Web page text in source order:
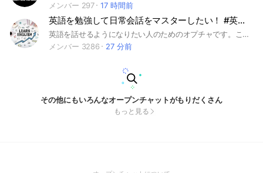
メンバー 297
17 時間前
英語を勉強して日常会話をマスターしたい！ #英語学習 #英会話 #英語でChat #英検#TOEIC
英語を話せるようになりたい人のためのオプチャです。このチャットで会話練習してください。おすすめの勉強法とか教えてくれるとメチャクチャ助かります。#英語 #語学学習 #英会話 #英語でChat #small talk 雑談#English conversation #英語勉強方法 #初心者から上級者まで #英語の語法について質問 #TOEIC #ビジネス英語 #TOEFL #留学 #国際交流 #進路相談(英語に関わる進路) #若者人生相談
メンバー 3286
27 分前
その他にもいろんなオープンチャットがもりだくさん
もっと見る